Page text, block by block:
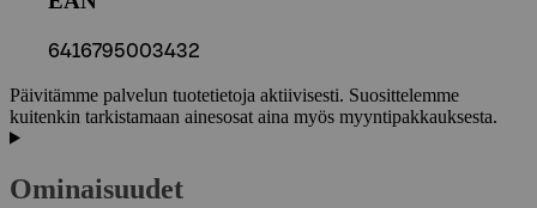
6416795003432
Päivitämme palvelun tuotetietoja aktiivisesti. Suosittelemme
kuitenkin tarkistamaan ainesosat aina myös myyntipakkauksesta.
Ominaisuudet